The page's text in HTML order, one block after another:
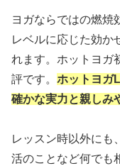
ヨガならではの燃焼
レベルに応じた効か
れます。ホットヨガ
評です。 ホットヨガ
確かな実力と親しみ
レッスン時以外にも
活のことなど何でも